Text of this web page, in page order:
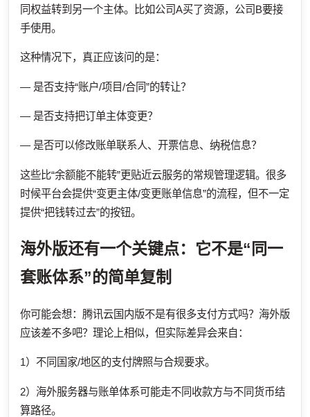
同权益转到另一个主体。比如公司A买了资源，公司B要接
手使用。
这种情况下，真正应该问的是：
— 是否支持“账户/项目/合同”的转让？
— 是否支持把订单主体变更？
— 是否可以修改账单联系人、开票信息、纳税信息？
这些比“余额能不能转”更贴近云服务的常规管理逻辑。很多
时候平台会提供“变更主体/变更账单信息”的流程，但不一定
提供“把钱转过去”的按钮。
海外版还有一个关键点：它不是“同一
套账体系”的简单复制
你可能会想：腾讯云国内版不是有很多支付方式吗？海外版
应该差不多吧？理论上相似，但实际差异会来自：
1）不同国家/地区的支付牌照与合规要求。
2）海外服务器与账单体系可能走不同收款方与不同货币结
算路径。